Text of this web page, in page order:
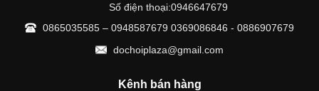
Số điện thoại:0946647679
0865035585 – 0948587679 0369086846 - 0886907679
dochoiplaza@gmail.com
Kênh bán hàng